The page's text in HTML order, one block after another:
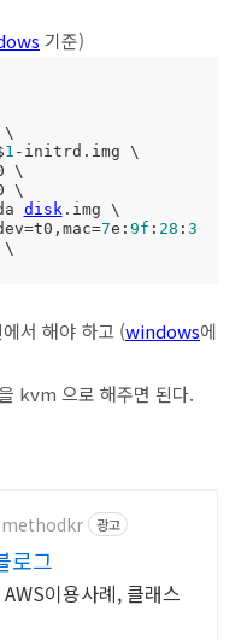
기준)
\
1 -initrd.img \
\
\
disk .img \
7e: 9f : 28 : 3
\
서 해야 하고 (windows에
kvm 으로 해주면 된다.
광고
로그
이용사례, 클래스